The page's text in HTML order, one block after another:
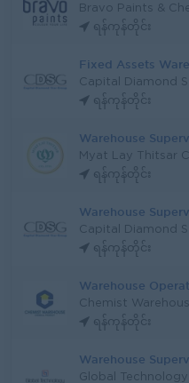
Bravo Paints &
ရန်ကုန်တိုင်း
Fixed Assets
Capital Diamond
ရန်ကုန်တိုင်း
Warehouse
Myat Lay Thitsar
ရန်ကုန်တိုင်း
Warehouse
Capital Diamond
ရန်ကုန်တိုင်း
Warehouse
Chemist
ရန်ကုန်တိုင်း
Warehouse
Global